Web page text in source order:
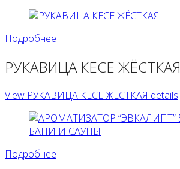
Подробнее
РУКАВИЦА КЕСЕ ЖЁСТКАЯ
View РУКАВИЦА КЕСЕ ЖЁСТКАЯ details
Подробнее